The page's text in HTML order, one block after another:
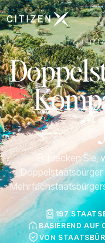
Zur Startseite von
ZULETZT
Entdecken
197
BASIEREND AUF
VON